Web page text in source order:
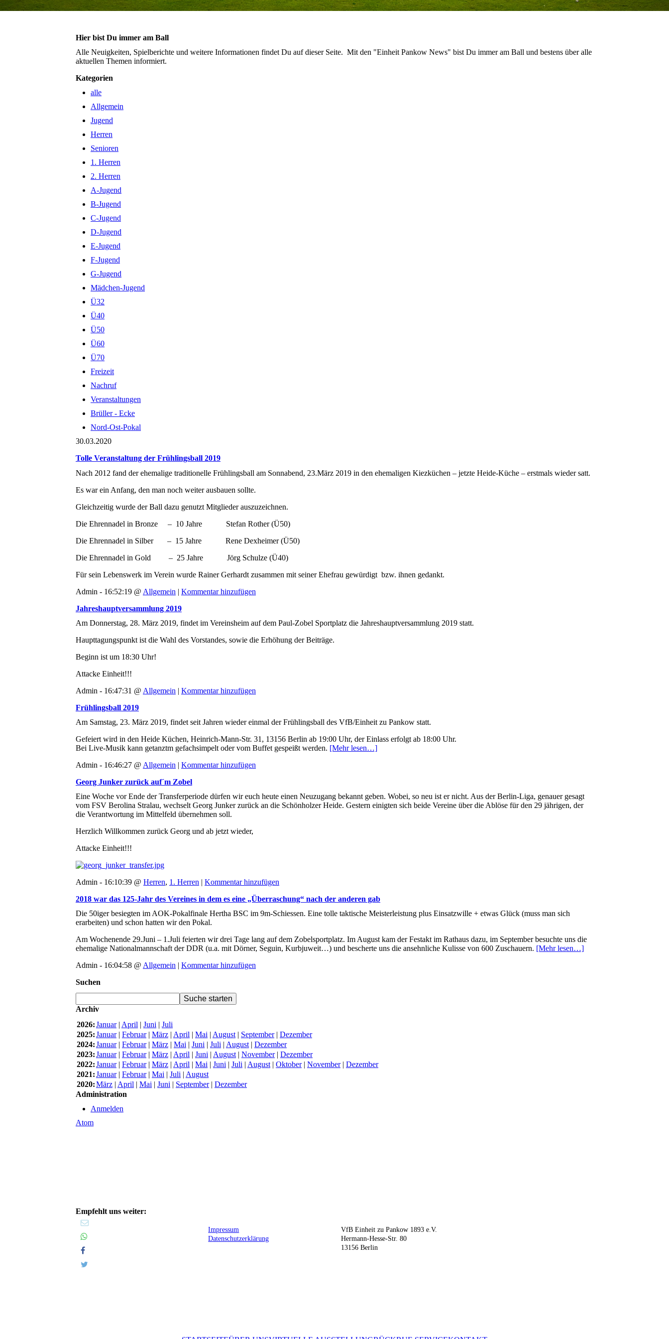
Hier bist Du immer am Ball
Alle Neuigkeiten, Spielberichte und weitere Informationen findet Du auf dieser Seite. Mit den "Einheit Pankow News" bist Du immer am Ball und bestens über alle
aktuellen Themen informiert.
Kategorien
alle
Allgemein
Jugend
Herren
Senioren
1. Herren
2. Herren
A-Jugend
B-Jugend
C-Jugend
D-Jugend
E-Jugend
F-Jugend
G-Jugend
Mädchen-Jugend
Ü32
Ü40
Ü50
Ü60
Ü70
Freizeit
Nachruf
Veranstaltungen
Brüller - Ecke
Nord-Ost-Pokal
30.03.2020
Tolle Veranstaltung der Frühlingsball 2019
Nach 2012 fand der ehemalige traditionelle Frühlingsball am Sonnabend, 23.März 2019 in den ehemaligen Kiezküchen – jetzte Heide-Küche – erstmals wieder satt.
Es war ein Anfang, den man noch weiter ausbauen sollte.
Gleichzeitig wurde der Ball dazu genutzt Mitglieder auszuzeichnen.
Die Ehrennadel in Bronze – 10 Jahre Stefan Rother (Ü50)
Die Ehrennadel in Silber – 15 Jahre Rene Dexheimer (Ü50)
Die Ehrennadel in Gold – 25 Jahre Jörg Schulze (Ü40)
Für sein Lebenswerk im Verein wurde Rainer Gerhardt zusammen mit seiner Ehefrau gewürdigt bzw. ihnen gedankt.
Admin - 16:52:19 @ Allgemein | Kommentar hinzufügen
Jahreshauptversammlung 2019
Am Donnerstag, 28. März 2019, findet im Vereinsheim auf dem Paul-Zobel Sportplatz die Jahreshauptversammlung 2019 statt.
Haupttagungspunkt ist die Wahl des Vorstandes, sowie die Erhöhung der Beiträge.
Beginn ist um 18:30 Uhr!
Attacke Einheit!!!
Admin - 16:47:31 @ Allgemein | Kommentar hinzufügen
Frühlingsball 2019
Am Samstag, 23. März 2019, findet seit Jahren wieder einmal der Frühlingsball des VfB/Einheit zu Pankow statt.
Gefeiert wird in den Heide Küchen, Heinrich-Mann-Str. 31, 13156 Berlin ab 19:00 Uhr, der Einlass erfolgt ab 18:00 Uhr.
Bei Live-Musik kann getanztm gefachsimpelt oder vom Buffet gespeißt werden. [Mehr lesen…]
Admin - 16:46:27 @ Allgemein | Kommentar hinzufügen
Georg Junker zurück auf´m Zobel
Eine Woche vor Ende der Transferperiode dürfen wir euch heute einen Neuzugang bekannt geben. Wobei, so neu ist er nicht. Aus der Berlin-Liga, genauer gesagt
vom FSV Berolina Stralau, wechselt Georg Junker zurück an die Schönholzer Heide. Gestern einigten sich beide Vereine über die Ablöse für den 29 jährigen, der
die Verantwortung im Mittelfeld übernehmen soll.
Herzlich Willkommen zurück Georg und ab jetzt wieder,
Attacke Einheit!!!
Admin - 16:10:39 @ Herren, 1. Herren | Kommentar hinzufügen
2018 war das 125-Jahr des Vereines in dem es eine „Überraschung“ nach der anderen gab
Die 50iger besiegten im AOK-Pokalfinale Hertha BSC im 9m-Schiessen. Eine tolle taktische Meisterleistung plus Einsatzwille + etwas Glück (muss man sich
erarbeiten) und schon hatten wir den Pokal.
Am Wochenende 29.Juni – 1.Juli feierten wir drei Tage lang auf dem Zobelsportplatz. Im August kam der Festakt im Rathaus dazu, im September besuchte uns die
ehemalige Nationalmannschaft der DDR (u.a. mit Dörner, Seguin, Kurbjuweit…) und bescherte uns die ansehnliche Kulisse von 600 Zuschauern. [Mehr lesen…]
Admin - 16:04:58 @ Allgemein | Kommentar hinzufügen
Suchen
Archiv
2026:Januar| April | Juni | Juli
2025:Januar| Februar| März | April | Mai | August | September| Dezember
2024:Januar| Februar| März | Mai | Juni | Juli | August | Dezember
2023:Januar| Februar| März | April | Juni | August | November| Dezember
2022:Januar| Februar| März | April | Mai | Juni | Juli | August | Oktober| November| Dezember
2021:Januar| Februar| Mai | Juli | August
2020:März | April | Mai | Juni | September| Dezember
Administration
Anmelden
Atom
Empfehlt uns weiter:
Impressum
Datenschutzerklärung
VfB Einheit zu Pankow 1893 e.V.
Hermann-Hesse-Str. 80
13156 Berlin